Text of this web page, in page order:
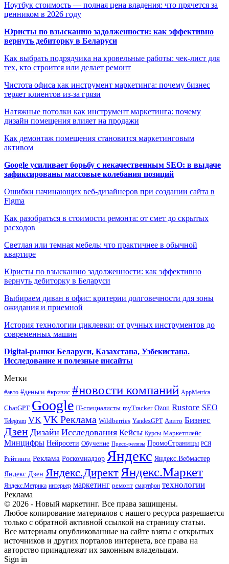
Ноутбук стоимость — полная цена владения: что прячется за
ценником в 2026 году
Юристы по взысканию задолженности: как эффективно
вернуть дебиторку в Беларуси
Как выбрать подрядчика на кровельные работы: чек-лист для
тех, кто строится или делает ремонт
Чистота офиса как инструмент маркетинга: почему бизнес
теряет клиентов из-за грязи
Натяжные потолки как инструмент маркетинга: почему
дизайн помещения влияет на продажи
Как демонтаж помещения становится маркетинговым
активом
Google усиливает борьбу с некачественным SEO: в выдаче
зафиксированы массовые колебания позиций
Ошибки начинающих веб-дизайнеров при создании сайта в
Figma
Как разобраться в стоимости ремонта: от смет до скрытых
расходов
Светлая или темная мебель: что практичнее в обычной
квартире
Юристы по взысканию задолженности: как эффективно
вернуть дебиторку в Беларуси
Выбираем диван в офис: критерии долговечности для зоны
ожидания и приемной
История технологии циклевки: от ручных инструментов до
современных машин
Digital-рынки Беларуси, Казахстана, Узбекистана.
Исследование и полезные инсайты
Метки
#авто #деньги #кризис #новости компаний AppMetrica
ChatGPT Google IT-специалисты myTracker Ozon Rustore SEO
Telegram VK VK Реклама Wildberries YandexGPT Авито Бизнес
Дзен Дизайн Исследования Кейсы Курсы Маркетплейс
Минцифры Нейросети Обучение Пресс-релизы ПромоСтраницы РСЯ
Рейтинги Реклама Роскомнадзор Яндекс Яндекс.Вебмастер
Яндекс.Дзен Яндекс.ДиректЯндекс.Маркет
Яндекс.Метрика интерьер маркетинг ремонт смартфон технологии
Реклама
© 2026 - Новый маркетинг. Все права защищены.
Любое копирование материалов с нашего ресурса разрешается
только с обратной активной ссылкой на страницу статьи.
Все материалы опубликованные на сайте взяты с открытых
источников и других порталов интернета, все права на
авторство принадлежат их законным владельцам.
Sign in